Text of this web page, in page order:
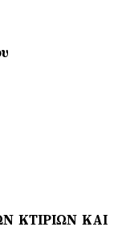
ΚΤΙΡΙΩΝ ΚΑΙ